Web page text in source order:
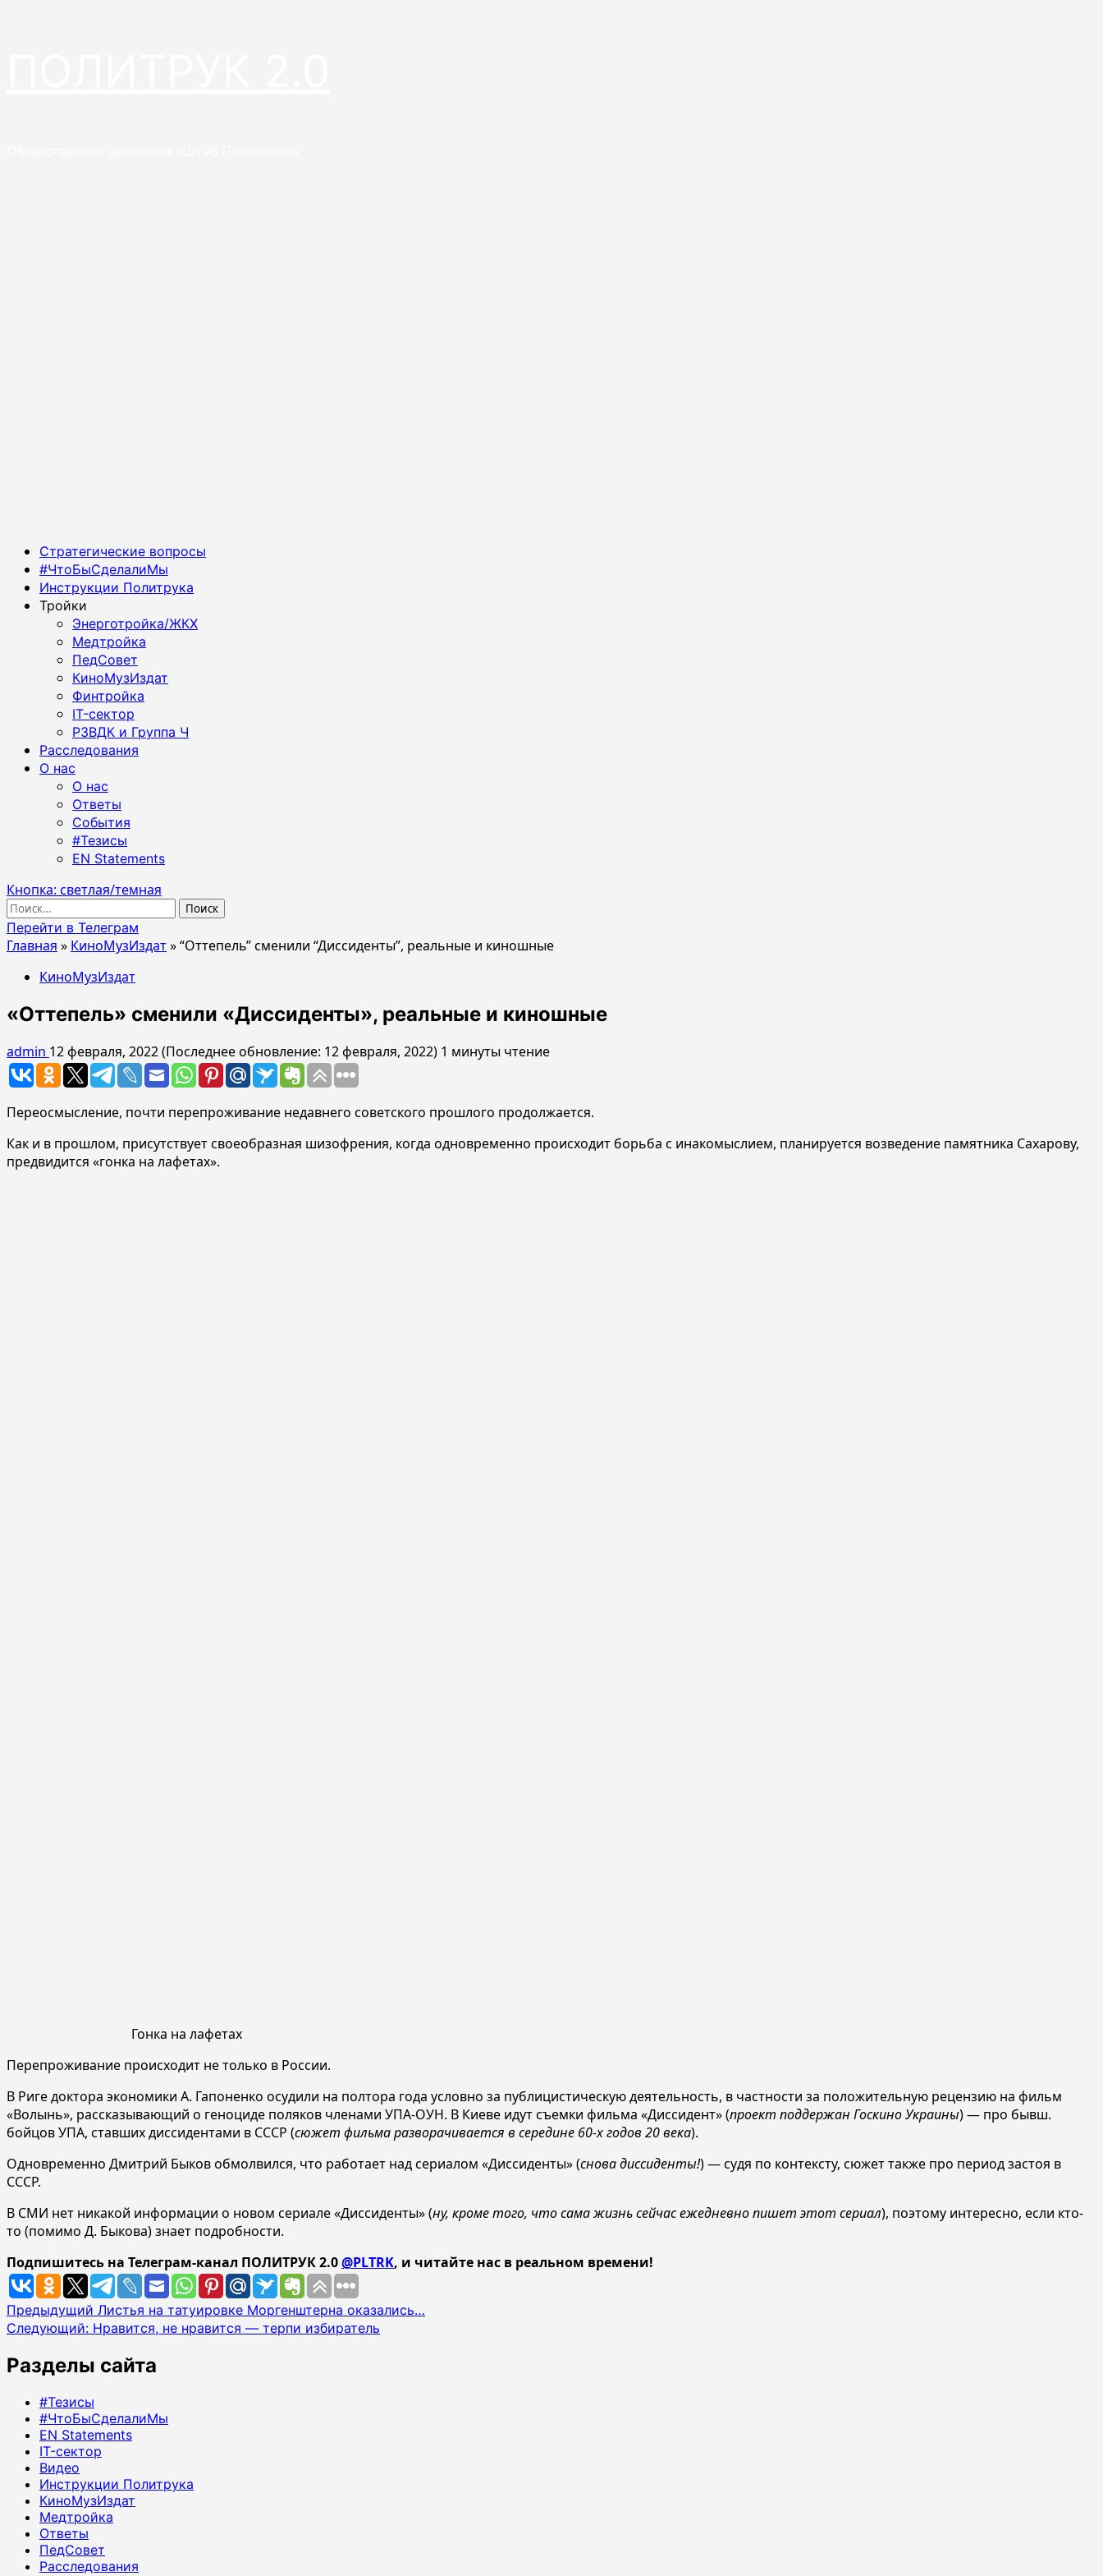
Основное
меню
Стратегические вопросы
#ЧтоБыСделалиМы
Инструкции Политрука
Тройки
Энерготройка/ЖКХ
Медтройка
ПедСовет
КиноМузИздат
Финтройка
IT-сектор
РЗВДК и Группа Ч
Расследования
О нас
О нас
Ответы
События
#Тезисы
EN Statements
Кнопка: светлая/темная
Найти:
Перейти в Телеграм
Главная » КиноМузИздат»“Оттепель” сменили “Диссиденты”, реальные и киношные
КиноМузИздат
«Оттепель» сменили «Диссиденты», реальные и киношные
admin 12 февраля, 2022 (Последнее обновление: 12 февраля, 2022) 1 минуты чтение
Переосмысление, почти перепроживание недавнего советского прошлого продолжается.
Как и в прошлом, присутствует своеобразная шизофрения, когда одновременно происходит борьба с инакомыслием, планируется возведение памятника Сахарову,
предвидится «гонка на лафетах».
Гонка на лафетах
Перепроживание происходит не только в России.
В Риге доктора экономики А. Гапоненко осудили на полтора года условно за публицистическую деятельность, в частности за положительную рецензию на фильм
«Волынь», рассказывающий о геноциде поляков членами УПА-ОУН. В Киеве идут съемки фильма «Диссидент» (проект поддержан Госкино Украины) — про бывш.
бойцов УПА, ставших диссидентами в СССР (сюжет фильма разворачивается в середине 60-х годов 20 века).
Одновременно Дмитрий Быков обмолвился, что работает над сериалом «Диссиденты» (снова диссиденты!) — судя по контексту, сюжет также про период застоя в
СССР.
В СМИ нет никакой информации о новом сериале «Диссиденты» (ну, кроме того, что сама жизнь сейчас ежедневно пишет этот сериал), поэтому интересно, если кто-
то (помимо Д. Быкова) знает подробности.
Подпишитесь на Телеграм-канал ПОЛИТРУК 2.0@PLTRK, и читайте нас в реальном времени!
Навигация
записи
Предыдущий Листья на татуировке Моргенштерна оказались…
Следующий: Нравится, не нравится — терпи избиратель
Разделы сайта
#Тезисы
#ЧтоБыСделалиМы
EN Statements
IT-сектор
Видео
Инструкции Политрука
КиноМузИздат
Медтройка
Ответы
ПедСовет
Расследования